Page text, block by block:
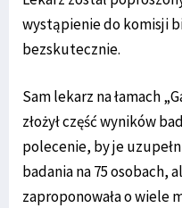
wystąpienie do komisji
bezskutecznie.
Sam lekarz na łamach
złożył część wyników
polecenie, by je
badania na 75 osobach,
zaproponowała o wiele